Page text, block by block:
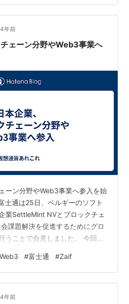
ーランド、カザフスタン、ポー
プロスなど11カ国で規制当局の
ています。SEBCの取得は、バイ
で初めてのライセ…
4年前
ェーン分野やWeb3事業へ
ーン分野やWeb3事業へ参入を始
士通は25日、ベルギーのソフト
業SettleMint NVとブロックチェ
課題解決を促進するためにグロ
うことで合意しました。 今回の
and Trust」のメニューに加え
企業や社会のブロックチェーン
ていくようです。一方で、
サポートを行うとともに富士通
Web3 #富士通 #Zaif
4年前